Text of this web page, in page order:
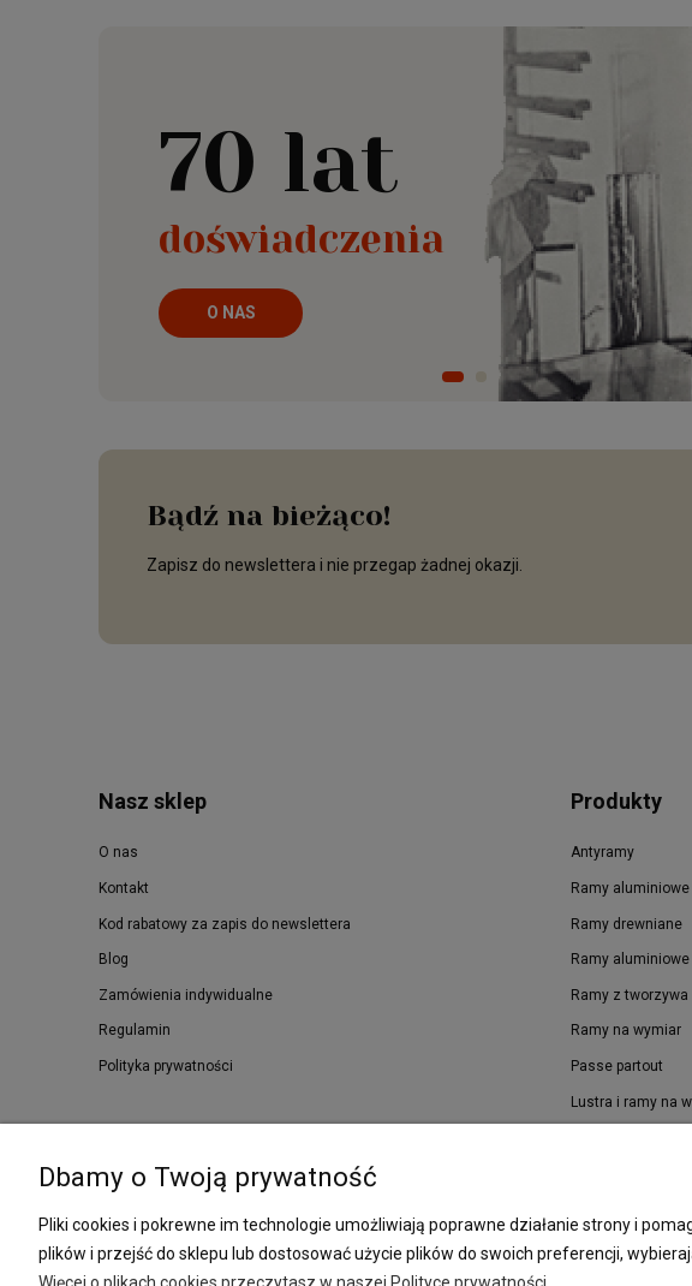
70 lat
doświadczenia
O NAS
Bądź na bieżąco!
Zapisz do newslettera i nie przegap żadnej okazji.
Nasz sklep
O nas
Kontakt
Kod rabatowy za zapis do newslettera
Blog
Zamówienia indywidualne
Regulamin
Polityka prywatności
Produkty
Antyramy
Ramy aluminiowe
Ramy drewniane
Ramy
Ramy z
Ramy na wymiar
Passe partout
Lustra i ramy na
Ramki na zdjęcia
Dbamy o Twoją prywatność
Pliki cookies i pokrewne im technologie umożliwiają poprawne działanie strony i
plików i przejść do sklepu lub dostosować użycie plików do swoich preferencji,
Więcej o plikach cookies przeczytasz w naszej Polityce prywatności.